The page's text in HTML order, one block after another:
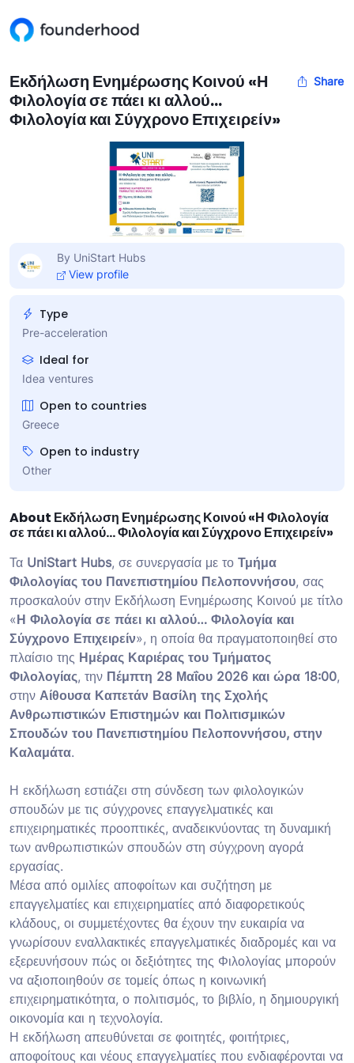
Εκδήλωση Ενημέρωσης Κοινού «Η
Φιλολογία σε πάει κι αλλού…
Φιλολογία και Σύγχρονο Επιχειρείν»
Share
By UniStart Hubs
View profile
Type
Pre-acceleration
Ideal for
Idea ventures
Open to countries
Greece
Open to industry
Other
About Εκδήλωση Ενημέρωσης Κοινού «Η Φιλολογία
σε πάει κι αλλού… Φιλολογία και Σύγχρονο Επιχειρείν»
Τα UniStart Hubs, σε συνεργασία με το Τμήμα
Φιλολογίας του Πανεπιστημίου Πελοποννήσου, σας
προσκαλούν στην Εκδήλωση Ενημέρωσης Κοινού με τίτλο
«Η Φιλολογία σε πάει κι αλλού… Φιλολογία και
Σύγχρονο Επιχειρείν», η οποία θα πραγματοποιηθεί στο
πλαίσιο της Ημέρας Καριέρας του Τμήματος
Φιλολογίας, την Πέμπτη 28 Μαΐου 2026 και ώρα 18:00,
στην Αίθουσα Καπετάν Βασίλη της Σχολής
Ανθρωπιστικών Επιστημών και Πολιτισμικών
Σπουδών του Πανεπιστημίου Πελοποννήσου, στην
Καλαμάτα.
Η εκδήλωση εστιάζει στη σύνδεση των φιλολογικών
σπουδών με τις σύγχρονες επαγγελματικές και
επιχειρηματικές προοπτικές, αναδεικνύοντας τη δυναμική
των ανθρωπιστικών σπουδών στη σύγχρονη αγορά
εργασίας.
Μέσα από ομιλίες αποφοίτων και συζήτηση με
επαγγελματίες και επιχειρηματίες από διαφορετικούς
κλάδους, οι συμμετέχοντες θα έχουν την ευκαιρία να
γνωρίσουν εναλλακτικές επαγγελματικές διαδρομές και να
εξερευνήσουν πώς οι δεξιότητες της Φιλολογίας μπορούν
να αξιοποιηθούν σε τομείς όπως η κοινωνική
επιχειρηματικότητα, ο πολιτισμός, το βιβλίο, η δημιουργική
οικονομία και η τεχνολογία.
Η εκδήλωση απευθύνεται σε φοιτητές, φοιτήτριες,
αποφοίτους και νέους επαγγελματίες που ενδιαφέρονται να